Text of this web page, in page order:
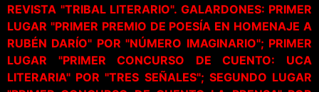
REVISTA "TRIBAL LITERARIO". GALARDONES: PRIMER
LUGAR "PRIMER PREMIO DE POESÍA EN HOMENAJE A
RUBÉN DARÍO" POR "NÚMERO IMAGINARIO"; PRIMER
LUGAR "PRIMER CONCURSO DE CUENTO: UCA
LITERARIA" POR "TRES SEÑALES"; SEGUNDO LUGAR